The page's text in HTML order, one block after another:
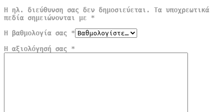
Η ηλ. διεύθυνση σας δεν δημοσιεύεται.
Τα υποχρεωτικά
πεδία σημειώνονται με *
Η βαθμολογία σας *
Η αξιολόγησή σας *